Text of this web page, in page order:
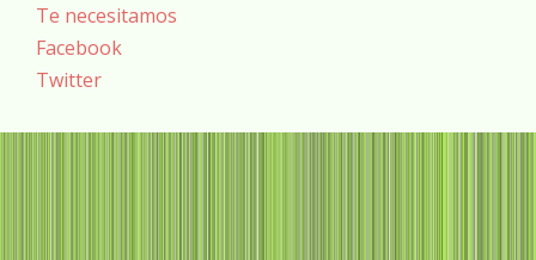
Te necesitamos
Facebook
Twitter